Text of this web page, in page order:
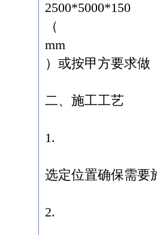
2500*5000*150
（
mm
）或按甲方要求做
二、施工工艺
1.
选定位置确保需要
2.